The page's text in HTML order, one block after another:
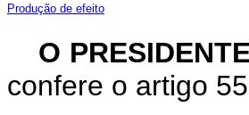
Produção de efeito
O
confere o artigo